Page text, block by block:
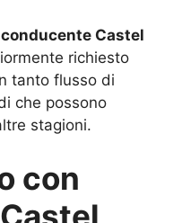
Castel
richiesto
tanto flusso di
che possono
stagioni.
con